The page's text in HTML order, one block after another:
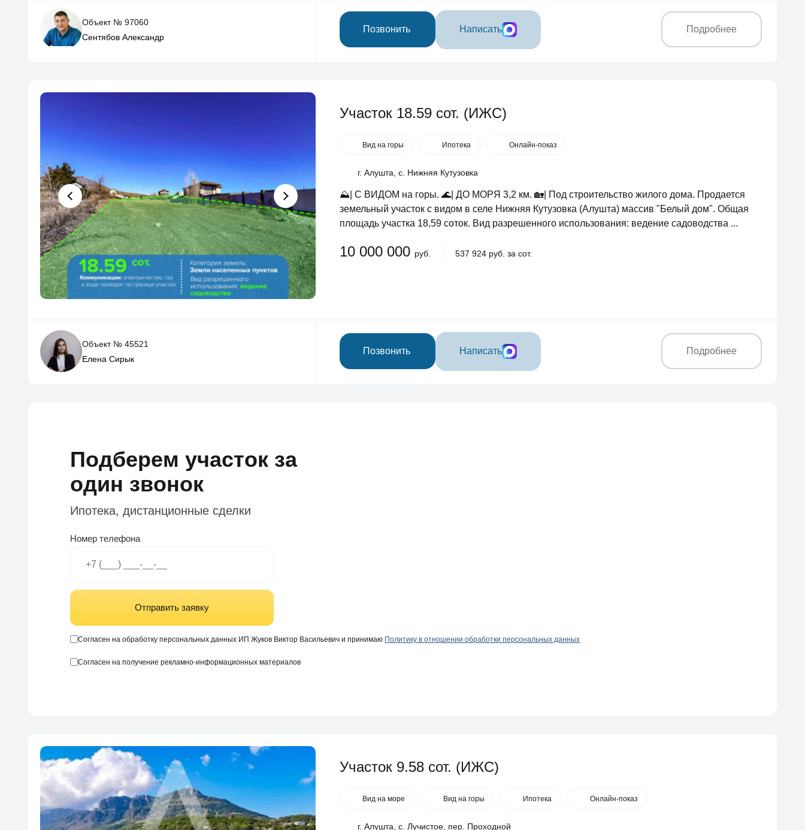
Объект № 97060
Сентябов Александр
Позвонить Написать Подробнее
Участок 18.59 сот. (ИЖС)
Вид на горы Ипотека Онлайн-показ
г. Алушта, с. Нижняя Кутузовка
⛰️| С ВИДОМ на горы. 🌊| ДО МОРЯ 3,2 км. 🏡| Под строительство жилого дома. Продается
земельный участок с видом в селе Нижняя Кутузовка (Алушта) массив "Белый дом". Общая
площадь участка 18,59 соток. Вид разрешенного использования: ведение садоводства ...
10 000 000 руб. 537 924 руб. за сот.
Объект № 45521
Елена Сирык
Позвонить Написать Подробнее
Подберем участок за
один звонок
Ипотека, дистанционные сделки
Номер телефона
Отправить заявку
Согласен на обработку персональных данных ИП Жуков Виктор Васильевич и принимаю Политику в отношении обработки персональных данных
Согласен на получение рекламно-информационных материалов
Участок 9.58 сот. (ИЖС)
Вид на море Вид на горы Ипотека Онлайн-показ
г. Алушта, с. Лучистое, пер. Проходной